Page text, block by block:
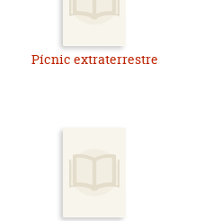
Pícnic extraterrestre